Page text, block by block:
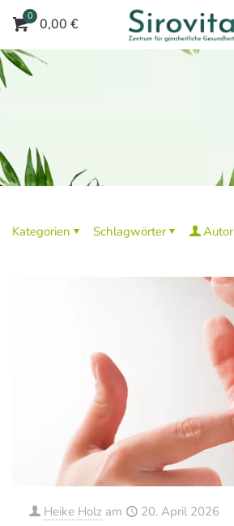
0 0,00 €
Kategorien Schlagwörter Autor
Heike Holz am 20. April 2026